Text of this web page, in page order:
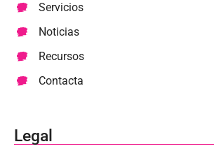
Servicios
Noticias
Recursos
Contacta
Legal